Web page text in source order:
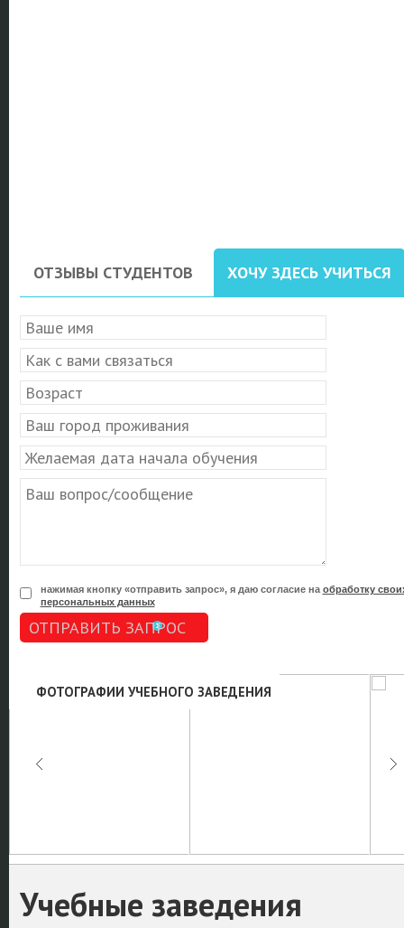
ОТЗЫВЫ СТУДЕНТОВ ХОЧУ ЗДЕСЬ УЧИТЬСЯ
нажимая кнопку «отправить запрос», я даю согласие на обработку
персональных данных
ОТПРАВИТЬ ЗАПРОС
ФОТОГРАФИИ УЧЕБНОГО ЗАВЕДЕНИЯ
Учебные заведения